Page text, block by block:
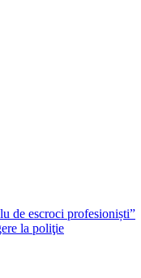
de escroci profesioniști”
la poliţie